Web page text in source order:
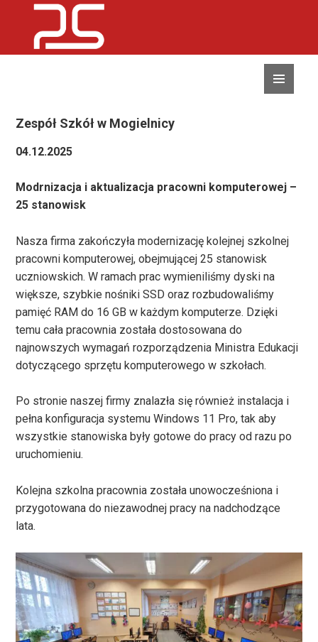
Zespół Szkół w Mogielnicy
04.12.2025
Modrnizacja i aktualizacja pracowni komputerowej –
25 stanowisk
Nasza firma zakończyła modernizację kolejnej szkolnej
pracowni komputerowej, obejmującej 25 stanowisk
uczniowskich. W ramach prac wymieniliśmy dyski na
większe, szybkie nośniki SSD oraz rozbudowaliśmy
pamięć RAM do 16 GB w każdym komputerze. Dzięki
temu cała pracownia została dostosowana do
najnowszych wymagań rozporządzenia Ministra Edukacji
dotyczącego sprzętu komputerowego w szkołach.
Po stronie naszej firmy znalazła się również instalacja i
pełna konfiguracja systemu Windows 11 Pro, tak aby
wszystkie stanowiska były gotowe do pracy od razu po
uruchomieniu.
Kolejna szkolna pracownia została unowocześniona i
przygotowana do niezawodnej pracy na nadchodzące
lata.